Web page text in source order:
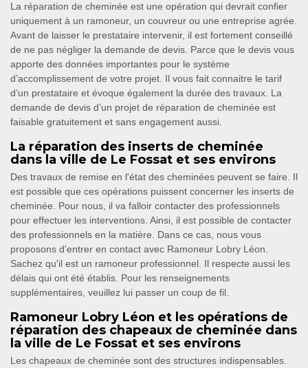
La réparation de cheminée est une opération qui devrait confier
uniquement à un ramoneur, un couvreur ou une entreprise agrée.
Avant de laisser le prestataire intervenir, il est fortement conseillé
de ne pas négliger la demande de devis. Parce que le devis vous
apporte des données importantes pour le système
d’accomplissement de votre projet. Il vous fait connaitre le tarif
d’un prestataire et évoque également la durée des travaux. La
demande de devis d’un projet de réparation de cheminée est
faisable gratuitement et sans engagement aussi.
La réparation des inserts de cheminée
dans la ville de Le Fossat et ses environs
Des travaux de remise en l'état des cheminées peuvent se faire. Il
est possible que ces opérations puissent concerner les inserts de
cheminée. Pour nous, il va falloir contacter des professionnels
pour effectuer les interventions. Ainsi, il est possible de contacter
des professionnels en la matière. Dans ce cas, nous vous
proposons d'entrer en contact avec Ramoneur Lobry Léon.
Sachez qu'il est un ramoneur professionnel. Il respecte aussi les
délais qui ont été établis. Pour les renseignements
supplémentaires, veuillez lui passer un coup de fil.
Ramoneur Lobry Léon et les opérations de
réparation des chapeaux de cheminée dans
la ville de Le Fossat et ses environs
Les chapeaux de cheminée sont des structures indispensables.